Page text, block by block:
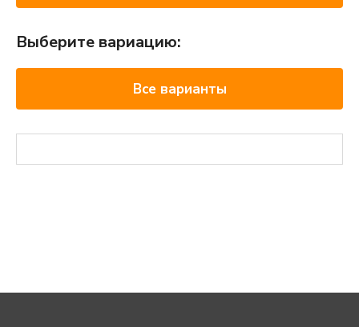
Выберите вариацию:
Все варианты